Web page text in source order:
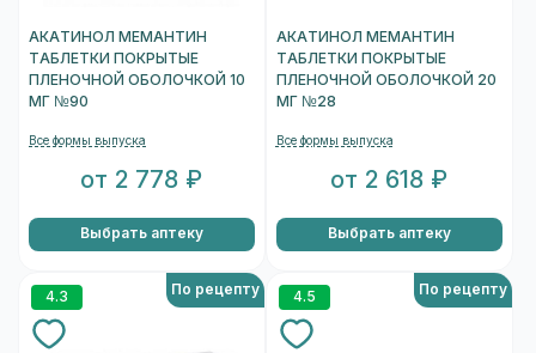
АКАТИНОЛ МЕМАНТИН
ТАБЛЕТКИ ПОКРЫТЫЕ
ПЛЕНОЧНОЙ ОБОЛОЧКОЙ 10
МГ №90
Все формы выпуска
от 2 778 ₽
Выбрать аптеку
АКАТИНОЛ МЕМАНТИН
ТАБЛЕТКИ ПОКРЫТЫЕ
ПЛЕНОЧНОЙ ОБОЛОЧКОЙ 20
МГ №28
Все формы выпуска
от 2 618 ₽
Выбрать аптеку
4.3 По рецепту 4.5 По рецепту